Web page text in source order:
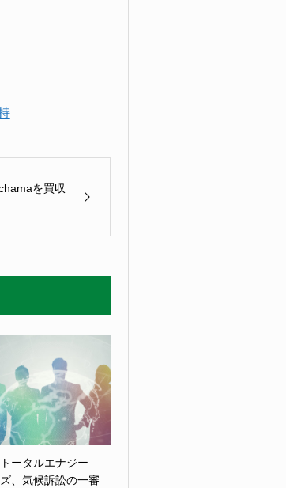
を買収
トータルエナジー
ズ、気候訴訟の一審